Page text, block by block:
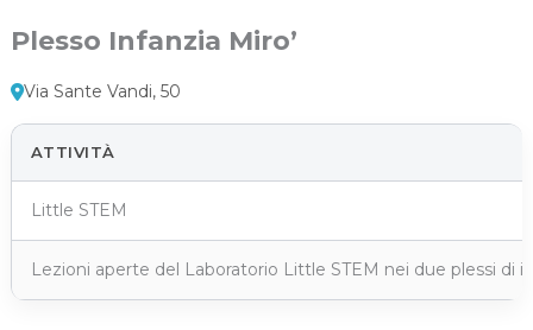
Plesso Infanzia Miro’
Via Sante Vandi, 50
ATTIVITÀ
Little STEM
Lezioni aperte del Laboratorio Little STEM nei due plessi di